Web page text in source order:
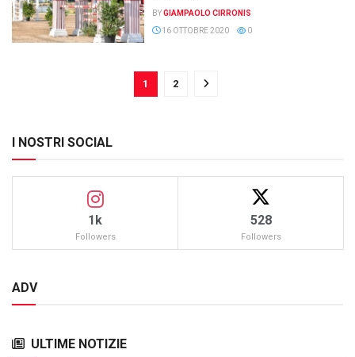
BYGIAMPAOLO CIRRONIS
16 OTTOBRE 2020
0
1 2
I NOSTRI SOCIAL
1k
Followers
528
Followers
ADV
ULTIME NOTIZIE